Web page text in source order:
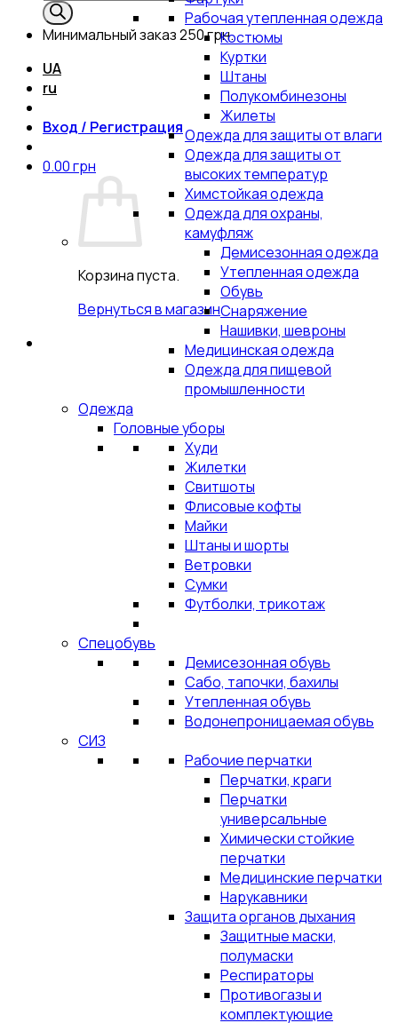
Минимальный заказ250 грн.
UA
ru
Вход / Регистрация
0.00грн
Корзина пуста.
Вернуться в магазин
Рабочая утепленная одежда
Костюмы
Куртки
Штаны
Полукомбинезоны
Жилеты
Одежда для защиты от влаги
Одежда для защиты от
высоких температур
Химстойкая одежда
Одежда для охраны,
камуфляж
Демисезонная одежда
Утепленная одежда
Обувь
Снаряжение
Нашивки, шевроны
Медицинская одежда
Одежда для пищевой
промышленности
Одежда
Головные уборы
Худи
Жилетки
Свитшоты
Флисовые кофты
Майки
Штаны и шорты
Ветровки
Сумки
Футболки, трикотаж
Спецобувь
Демисезонная обувь
Сабо, тапочки, бахилы
Утепленная обувь
Водонепроницаемая обувь
СИЗ
Рабочие перчатки
Перчатки, краги
Перчатки
универсальные
Химически стойкие
перчатки
Медицинские перчатки
Нарукавники
Защита органов дыхания
Защитные маски,
полумаски
Респираторы
Противогазы и
комплектующие